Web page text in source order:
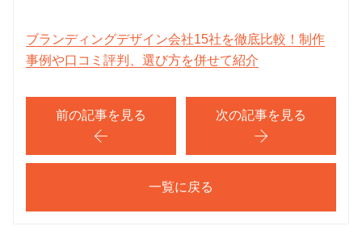
ブランディングデザイン会社15社を徹底比較！制作
事例や口コミ評判、選び方を併せて紹介
前の記事を見る
一覧に戻る
次の記事を見る